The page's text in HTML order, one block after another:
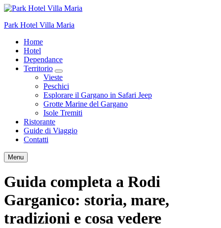
Park Hotel Villa Maria
Home
Hotel
Dependance
Territorio
Vieste
Peschici
Esplorare il Gargano in Safari Jeep
Grotte Marine del Gargano
Isole Tremiti
Ristorante
Guide di Viaggio
Contatti
Menu
Guida completa a Rodi
Garganico: storia, mare,
tradizioni e cosa vedere